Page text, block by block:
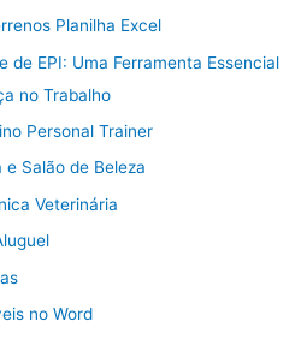
Planilha Excel
de EPI: Uma Ferramenta Essencial
no Trabalho
Personal Trainer
e Salão de Beleza
Veterinária
no Word